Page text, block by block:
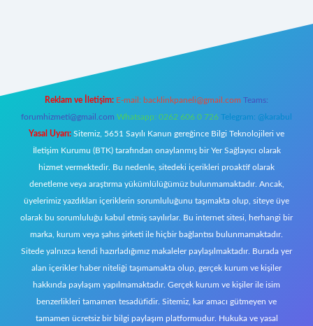
Reklam ve İletişim: E-mail: backlinkpaneli@gmail.com Teams:
forumhizmeti@gmail.com Whatsapp: 0262 606 0 726 Telegram: @karabul
Yasal Uyarı: Sitemiz, 5651 Sayılı Kanun gereğince Bilgi Teknolojileri ve
İletişim Kurumu (BTK) tarafından onaylanmış bir Yer Sağlayıcı olarak
hizmet vermektedir. Bu nedenle, sitedeki içerikleri proaktif olarak
denetleme veya araştırma yükümlülüğümüz bulunmamaktadır. Ancak,
üyelerimiz yazdıkları içeriklerin sorumluluğunu taşımakta olup, siteye üye
olarak bu sorumluluğu kabul etmiş sayılırlar. Bu internet sitesi, herhangi bir
marka, kurum veya şahıs şirketi ile hiçbir bağlantısı bulunmamaktadır.
Sitede yalnızca kendi hazırladığımız makaleler paylaşılmaktadır. Burada yer
alan içerikler haber niteliği taşımamakta olup, gerçek kurum ve kişiler
hakkında paylaşım yapılmamaktadır. Gerçek kurum ve kişiler ile isim
benzerlikleri tamamen tesadüfidir. Sitemiz, kar amacı gütmeyen ve
tamamen ücretsiz bir bilgi paylaşım platformudur. Hukuka ve yasal